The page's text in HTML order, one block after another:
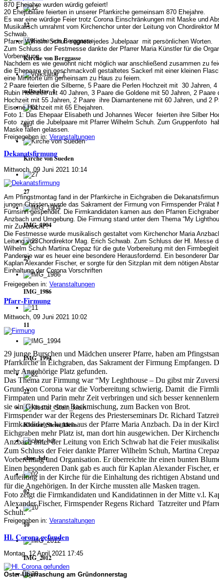
12
Kirche von Berggasse
volksaltar_1
01
Kirche von Sueden
27
IMG_1904
23
IMG_1986
11
IMG_1994
22
Kloster_Stein_klein
chor_hdr
02
10
IMG_2012
870 Ehejahre wurden würdig gefeiert!
20 Ehejubilare feierten in unserer Pfarrkirche gemeinsam 870 Ehejahre.
Es war eine würdige Feier trotz Corona Einschränkungen mit Maske und
Musikalisch umrahmt vom Kirchenchor unter der Leitung von Chordirektor
Schwab.
Pfarrer Wilhelm Schuh segnete jedes Jubelpaar mit persönlichen Worten.
Zum Schluss der Festmesse dankte der Pfarrer Maria Künstler für die
Vorbereitung.
Nachdem es wie gewohnt nicht möglich war anschließend zusammen zu
die Ehepaare ein geschmackvoll gestaltetes Sackerl mit einer kleinen
eine Minitorte um gemeinsam zu Haus zu feiern.
2 Paare feierten die Silberne, 5 Paare die Perlen Hochzeit mit 30 Jahren, 4
Rubin Hochzeit mit 40 Jahren, 3 Paare die Goldene mit 50 Jahren, 2 Paare
Hochzeit mit 55 Jahren, 2 Paare ihre Diamantenene mit 60 Jahren, und 2
Eiserne Hochzeit mit 65 Ehejahren.
Foto 1: Das Ehepaar Elisabeth und Johannes Wecer feierten ihre Silber
Foto zeigt die Jubelpaare mit Pfarrer Wilhelm Schuh. Zum Gruppenfoto
Maske fallen gelassen.
Freigegeben in: Veranstaltungen
Dekanatsfirmung
Mittwoch, 09 Juni 2021 10:14
Am Pfingstmontag fand in der Pfarrkirche in Eichgraben die
jungen Christen wurde das Sakrament der Firmung von Firmspender Prälat
Fürnsinn gespendet. Die Firmkandidaten kamen aus den Pfarren
Anzbach und Umgebung. Die Firmung stand unter dem Thema “My
mir Zuversicht”.
Die Festmesse wurde musikalisch gestaltet vom Kirchenchor Maria
Leitung von Chordirektor Mag. Erich Schwab. Zum Schluss der Hl. Messe
Wilhelm Schuh Martina Crepaz für die gute Vorbereitung mit den
Pandemie war es heuer eine besondere Herausfordernd. Ein besonderer
Kaplan Alexander Fischer, er sorgte für den Sitzplan mit dem nötigen
Einhaltung der Corona Vorschriften
Freigegeben in: Veranstaltungen
Pfarr-Firmung
Mittwoch, 09 Juni 2021 10:02
29 junge Burschen und Mädchen unserer Pfarre, haben am
Pfarrkirche in Eichgraben, das Sakrament der Firmung Empfangen.
mehr Angehörige Platz gefunden.
Das Thema zur Firmung war “My Leghthouse – Du gibst mir
Grund von Corona war die Vorbereitung schwierig. Damit  die
Firmpaten und Parin mehr Zeit verbringen und sich besser
sie ein Glas mit einer Backmischung, zum Backen von Brot.
Firmspender war der Regens des Priesterseminars Dr. Richard
Firmkandidaten kamen aus der Pfarre Maria Anzbach. Da in der
Eichgraben mehr Platz ist, man dort hin ausgewichen. Der
Anzbach unter der Leitung von Erich Schwab hat die Feier
Zum Schluss der Feier dankte Pfarrer Wilhelm Schuh, Martina
Vorbereitung und Organisation. Er überreichte ihr einen bunten
Einen besonderen Dank gab es auch für Kaplan Alexander Fischer,
Aufteilung in der Kirche für die Einhaltung des richtigen Abstand
für die Angehörigen. In der Kirche mussten alle Masken tragen.
Foto zeigt die Firmkandidaten und Kandidatinnen in der Mitte v.l.
Alexander Fischer, Firmspender Regens Richard Tatzreiter und
Schuh.
Freigegeben in: Veranstaltungen
Hl. Corona gefunden
Montag, 12 April 2021 17:45
Oster-Überraschung am Gründonnerstag